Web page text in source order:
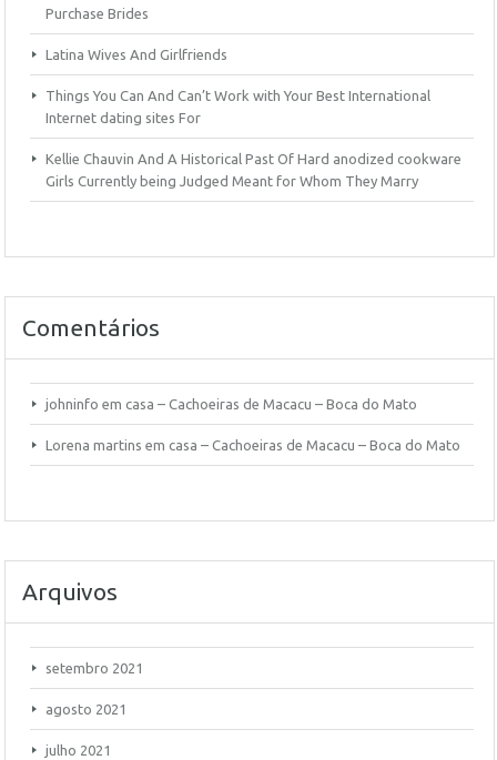
Purchase Brides
Latina Wives And Girlfriends
Things You Can And Can’t Work with Your Best International
Internet dating sites For
Kellie Chauvin And A Historical Past Of Hard anodized cookware
Girls Currently being Judged Meant for Whom They Marry
Comentários
johninfo em casa – Cachoeiras de Macacu – Boca do Mato
Lorena martins em casa – Cachoeiras de Macacu – Boca do Mato
Arquivos
setembro 2021
agosto 2021
julho 2021